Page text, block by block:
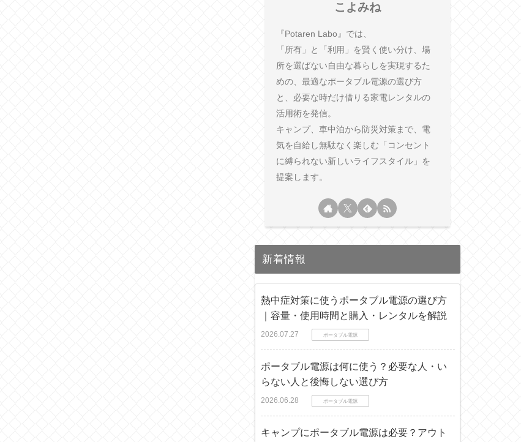
こよみね
『Potaren Labo』では、
「所有」と「利用」を賢く使い分け、場
所を選ばない自由な暮らしを実現するた
めの、最適なポータブル電源の選び方
と、必要な時だけ借りる家電レンタルの
活用術を発信。
キャンプ、車中泊から防災対策まで、電
気を自給し無駄なく楽しむ「コンセント
に縛られない新しいライフスタイル」を
提案します。
新着情報
熱中症対策に使うポータブル電源の選び方
｜容量・使用時間と購入・レンタルを解説
2026.07.27 ポータブル電源
ポータブル電源は何に使う？必要な人・い
らない人と後悔しない選び方
2026.06.28 ポータブル電源
キャンプにポータブル電源は必要？アウト